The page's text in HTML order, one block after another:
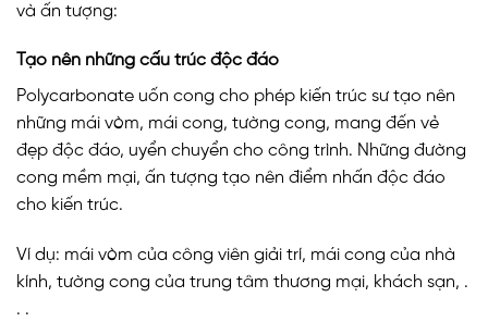
và ấn tượng:
Tạo nên những cấu trúc độc đáo
Polycarbonate uốn cong cho phép kiến trúc sư tạo nên
những mái vòm, mái cong, tường cong, mang đến vẻ
đẹp độc đáo, uyển chuyển cho công trình. Những đường
cong mềm mại, ấn tượng tạo nên điểm nhấn độc đáo
cho kiến trúc.
Ví dụ: mái vòm của công viên giải trí, mái cong của nhà
kính, tường cong của trung tâm thương mại, khách sạn, .
. .